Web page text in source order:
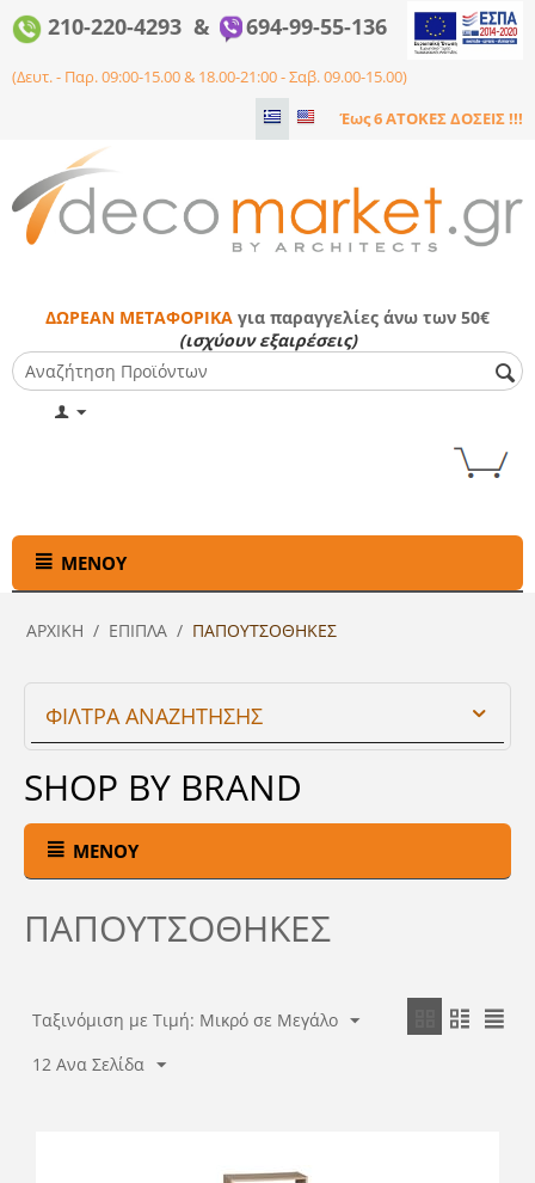
210-220-4293 & 694-99-55-136
(Δευτ. - Παρ. 09:00-15.00 & 18.00-21:00 - Σαβ. 09.00-15.00)
Έως 6 ΑΤΟΚΕΣ ΔΟΣΕΙΣ !!!
ΔΩΡΕΑΝ ΜΕΤΑΦΟΡΙΚΑ για παραγγελίες άνω των 50€
(ισχύουν εξαιρέσεις)
ΜΕΝΟΎ
ΑΡΧΙΚΉ / ΕΠΙΠΛΑ / ΠΑΠΟΥΤΣΟΘΗΚΕΣ
ΦΙΛΤΡΑ ΑΝΑΖΗΤΗΣΗΣ
SHOP BY BRAND
ΜΕΝΟΎ
ΠΑΠΟΥΤΣΟΘΗΚΕΣ
Ταξινόμιση με Τιμή: Μικρό σε Μεγάλο
12 Ανα Σελίδα